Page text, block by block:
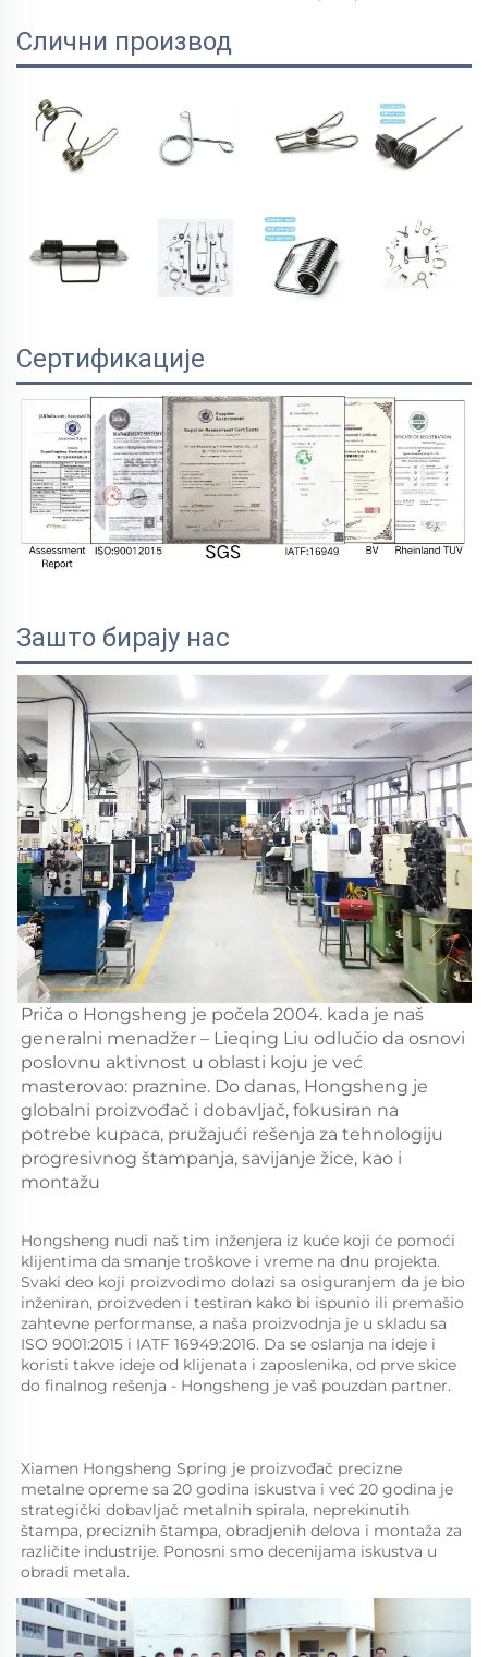
Слични производ
Сертификације
Зашто бирају нас
Priča o Hongsheng je počela 2004. kada je naš
generalni menadžer – Lieqing Liu odlučio da osnovi
poslovnu aktivnost u oblasti koju je već
masterovao: praznine. Do danas, Hongsheng je
globalni proizvođač i dobavljač, fokusiran na
potrebe kupaca, pružajući rešenja za tehnologiju
progresivnog štampanja, savijanje žice, kao i
montažu
Hongsheng nudi naš tim inženjera iz kuće koji će pomoći
klijentima da smanje troškove i vreme na dnu projekta.
Svaki deo koji proizvodimo dolazi sa osiguranjem da je bio
inženiran, proizveden i testiran kako bi ispunio ili premašio
zahtevne performanse, a naša proizvodnja je u skladu sa
ISO 9001:2015 i IATF 16949:2016. Da se oslanja na ideje i
koristi takve ideje od klijenata i zaposlenika, od prve skice
do finalnog rešenja - Hongsheng je vaš pouzdan partner.
Xiamen Hongsheng Spring je proizvođač precizne
metalne opreme sa 20 godina iskustva i već 20 godina je
strategički dobavljač metalnih spirala, neprekinutih
štampa, preciznih štampa, obradjenih delova i montaža za
različite industrije. Ponosni smo decenijama iskustva u
obradi metala.